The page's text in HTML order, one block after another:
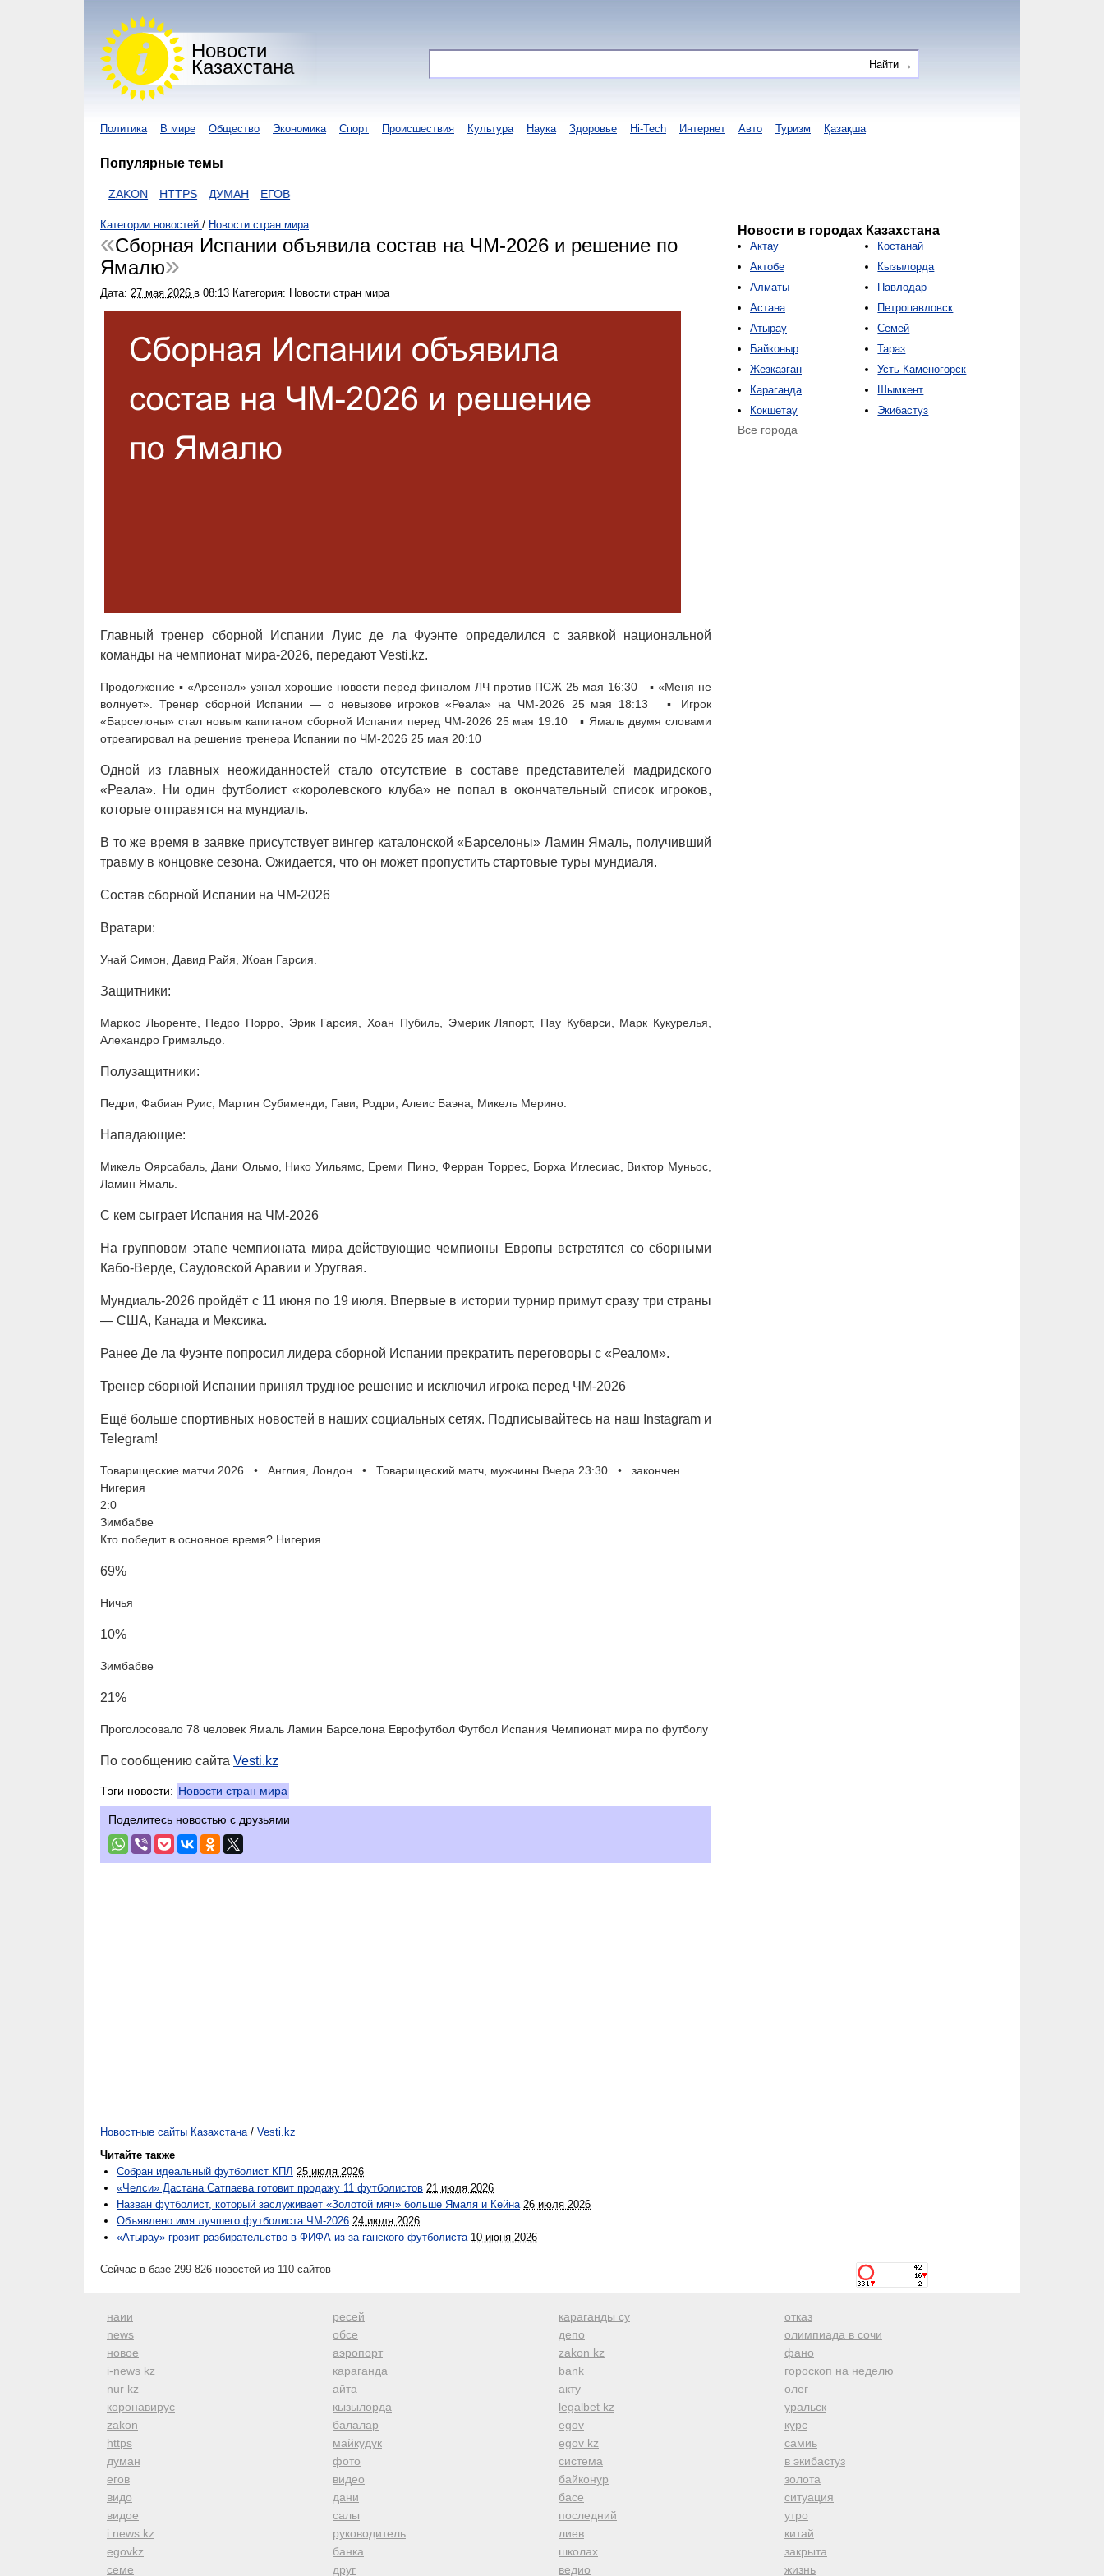
Новости
Казахстана
Политика В мире Общество Экономика Спорт Происшествия Культура Наука Здоровье Hi-Tech Интернет Авто Туризм Қазақша
Популярные темы
ZAKON HTTPS ДУМАН ЕГОВ
Категории новостей / Новости стран мира
Сборная Испании объявила состав на ЧМ-2026 и решение по
Ямалю
Дата: 27 мая 2026 в 08:13 Категория: Новости стран мира
Главный тренер сборной Испании Луис де ла Фуэнте определился с заявкой национальной
команды на чемпионат мира-2026, передают Vesti.kz.
Продолжение ▪ «Арсенал» узнал хорошие новости перед финалом ЛЧ против ПСЖ 25 мая 16:30 ▪ «Меня не
волнует». Тренер сборной Испании — о невызове игроков «Реала» на ЧМ-2026 25 мая 18:13 ▪ Игрок
«Барселоны» стал новым капитаном сборной Испании перед ЧМ-2026 25 мая 19:10 ▪ Ямаль двумя словами
отреагировал на решение тренера Испании по ЧМ-2026 25 мая 20:10
Одной из главных неожиданностей стало отсутствие в составе представителей мадридского
«Реала». Ни один футболист «королевского клуба» не попал в окончательный список игроков,
которые отправятся на мундиаль.
В то же время в заявке присутствует вингер каталонской «Барселоны» Ламин Ямаль, получивший
травму в концовке сезона. Ожидается, что он может пропустить стартовые туры мундиаля.
Состав сборной Испании на ЧМ-2026
Вратари:
Унай Симон, Давид Райя, Жоан Гарсия.
Защитники:
Маркос Льоренте, Педро Порро, Эрик Гарсия, Хоан Пубиль, Эмерик Ляпорт, Пау Кубарси, Марк Кукурелья,
Алехандро Гримальдо.
Полузащитники:
Педри, Фабиан Руис, Мартин Субименди, Гави, Родри, Алеис Баэна, Микель Мерино.
Нападающие:
Микель Оярсабаль, Дани Ольмо, Нико Уильямс, Ереми Пино, Ферран Торрес, Борха Иглесиас, Виктор Муньос,
Ламин Ямаль.
С кем сыграет Испания на ЧМ-2026
На групповом этапе чемпионата мира действующие чемпионы Европы встретятся со сборными
Кабо-Верде, Саудовской Аравии и Уругвая.
Мундиаль-2026 пройдёт с 11 июня по 19 июля. Впервые в истории турнир примут сразу три страны
— США, Канада и Мексика.
Ранее Де ла Фуэнте попросил лидера сборной Испании прекратить переговоры с «Реалом».
Тренер сборной Испании принял трудное решение и исключил игрока перед ЧМ-2026
Ещё больше спортивных новостей в наших социальных сетях. Подписывайтесь на наш Instagram и
Telegram!
Товарищеские матчи 2026 • Англия, Лондон • Товарищеский матч, мужчины Вчера 23:30 • закончен
Нигерия
2:0
Зимбабве
Кто победит в основное время? Нигерия
69%
Ничья
10%
Зимбабве
21%
Проголосовало 78 человек Ямаль Ламин Барселона Еврофутбол Футбол Испания Чемпионат мира по футболу
По сообщению сайта Vesti.kz
Тэги новости: Новости стран мира
Поделитесь новостью с друзьями
Новостные сайты Казахстана / Vesti.kz
Читайте также
Собран идеальный футболист КПЛ 25 июля 2026
«Челси» Дастана Сатпаева готовит продажу 11 футболистов 21 июля 2026
Назван футболист, который заслуживает «Золотой мяч» больше Ямаля и Кейна 26 июля 2026
Объявлено имя лучшего футболиста ЧМ-2026 24 июля 2026
«Атырау» грозит разбирательство в ФИФА из-за ганского футболиста 10 июня 2026
Новости в городах Казахстана
Актау
Актобе
Алматы
Астана
Атырау
Байконыр
Жезказган
Караганда
Кокшетау
Костанай
Кызылорда
Павлодар
Петропавловск
Семей
Тараз
Усть-Каменогорск
Шымкент
Экибастуз
Все города
Сейчас в базе 299 826 новостей из 110 сайтов
наии
news
новое
i-news kz
nur kz
коронавирус
zakon
https
думан
егов
видо
видое
i news kz
egovkz
семе
ресей
обсе
аэропорт
караганда
айта
кызылорда
балалар
майкудук
фото
видео
дани
салы
руководитель
банка
друг
караганды су
депо
zakon kz
bank
акту
legalbet kz
egov
egov kz
система
байконур
басе
последний
лиев
школах
ведио
отказ
олимпиада в сочи
фано
гороскоп на неделю
олег
уральск
курс
самиь
в экибастуз
золота
ситуация
утро
китай
закрыта
жизнь